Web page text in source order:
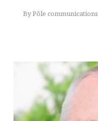
ByPôle communications